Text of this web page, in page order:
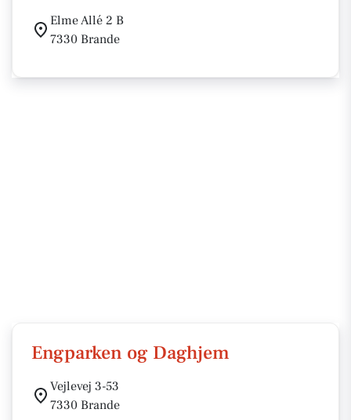
Elme Allé 2 B
7330 Brande
Engparken og Daghjem
Vejlevej 3-53
7330 Brande